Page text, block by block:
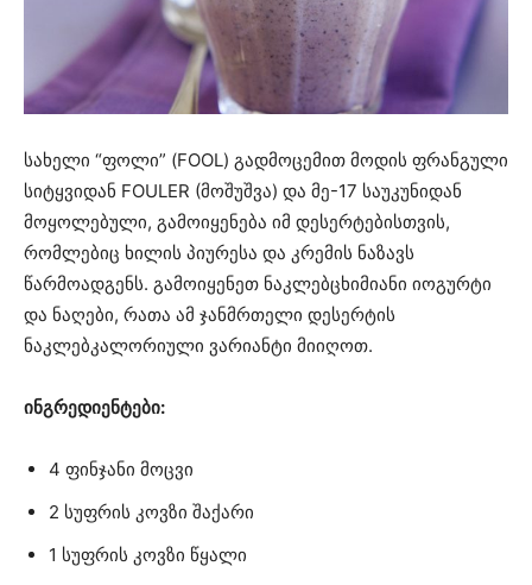
სახელი “ფოლი” (FOOL) გადმოცემით მოდის ფრანგული
სიტყვიდან FOULER (მოშუშვა) და მე-17 საუკუნიდან
მოყოლებული, გამოიყენება იმ დესერტებისთვის,
რომლებიც ხილის პიურესა და კრემის ნაზავს
წარმოადგენს. გამოიყენეთ ნაკლებცხიმიანი იოგურტი
და ნაღები, რათა ამ ჯანმრთელი დესერტის
ნაკლებკალორიული ვარიანტი მიიღოთ.
ინგრედიენტები:
4 ფინჯანი მოცვი
2 სუფრის კოვზი შაქარი
1 სუფრის კოვზი წყალი